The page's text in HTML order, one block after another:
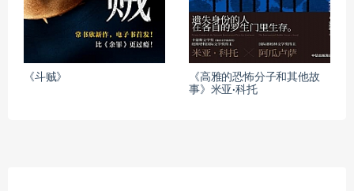
《斗贼》
《高雅的恐怖分子和其他故
事》米亚·科托